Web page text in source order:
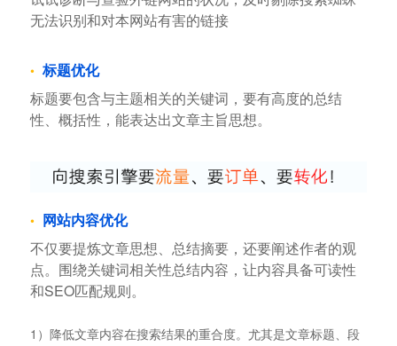
无法识别和对本网站有害的链接
标题优化
标题要包含与主题相关的关键词，要有高度的总结
性、概括性，能表达出文章主旨思想。
网站内容优化
不仅要提炼文章思想、总结摘要，还要阐述作者的观
点。围绕关键词相关性总结内容，让内容具备可读性
和SEO匹配规则。
1）降低文章内容在搜索结果的重合度。尤其是文章标题、段